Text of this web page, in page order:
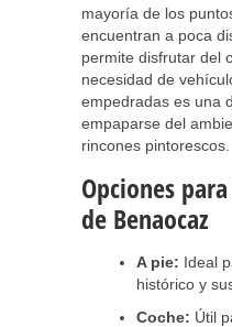
mayoría de los
encuentran a poca
permite disfrutar del
necesidad de
empedradas es una
empaparse del
rincones pintorescos.
Opciones
de Benaocaz
A pie: Ideal
histórico y
Coche: Útil